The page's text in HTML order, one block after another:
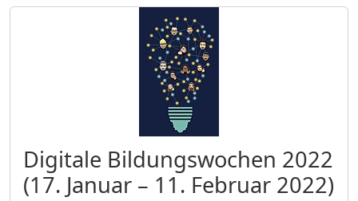
Digitale Bildungswochen 2022
(17. Januar – 11. Februar 2022)